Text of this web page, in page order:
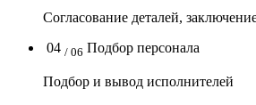
Согласование деталей,
04 / 06 Подбор персонала
Подбор и вывод исполнителей